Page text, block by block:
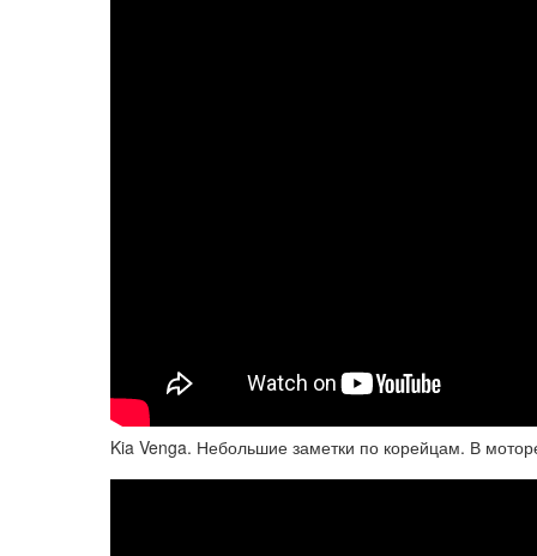
Kia Venga. Небольшие заметки по корейцам. В